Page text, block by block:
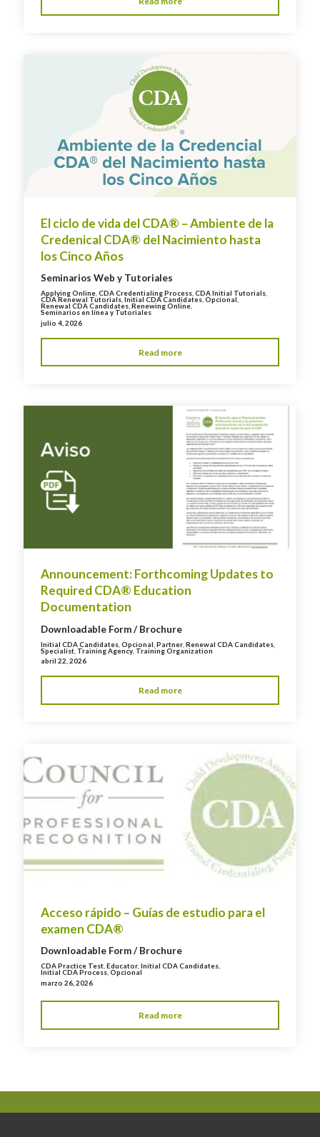
El ciclo de vida del CDA® – Ambiente de la
Credenical CDA® del Nacimiento hasta
los Cinco Años
Seminarios Web y Tutoriales
Applying Online ,CDA Credentialing Process ,CDA Initial Tutorials
CDA Renewal Tutorials ,Initial CDA Candidates ,Opcional
Renewal CDA Candidates ,Renewing Online
Seminarios en línea y Tutoriales
julio 4, 2026
Read more
Announcement: Forthcoming Updates to
Required CDA® Education
Documentation
Downloadable Form / Brochure
Initial CDA Candidates ,Opcional ,Partner ,Renewal CDA Candidates
Specialist Training Agency Training Organization
abril 22, 2026
Read more
Acceso rápido – Guías de estudio para el
examen CDA®
Downloadable Form / Brochure
CDA Practice Test ,Educator ,Initial CDA Candidates
Initial CDA Process ,Opcional
marzo 26, 2026
Read more